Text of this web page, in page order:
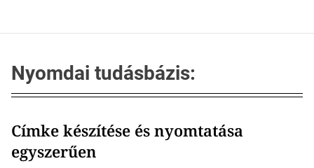
Nyomdai tudásbázis:
Címke készítése és nyomtatása
egyszerűen